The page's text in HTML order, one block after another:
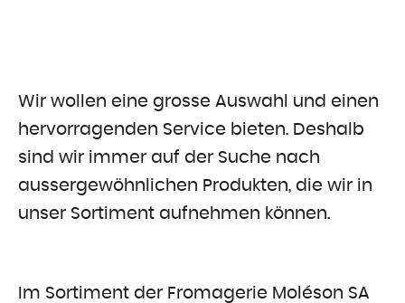
Wir wollen eine grosse Auswahl und einen
hervorragenden Service bieten. Deshalb
sind wir immer auf der Suche nach
aussergewöhnlichen Produkten, die wir in
unser Sortiment aufnehmen können.
Im Sortiment der Fromagerie Moléson SA